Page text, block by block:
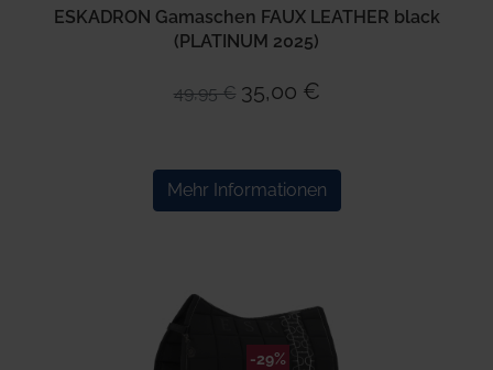
ESKADRON Gamaschen FAUX LEATHER black
(PLATINUM 2025)
49,95 € 35,00 €
Mehr Informationen
-29%